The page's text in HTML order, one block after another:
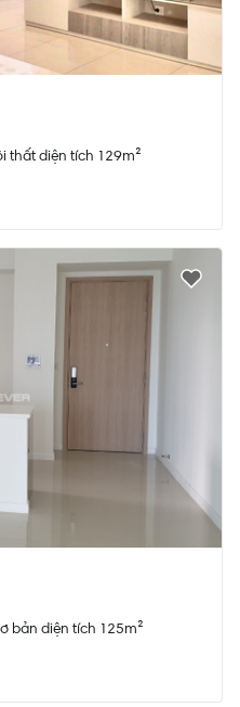
thất diện tích 129m²
bản diện tích 125m²